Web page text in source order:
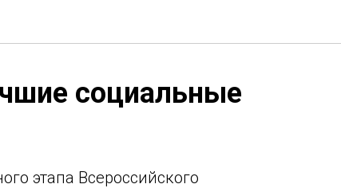
социальные
этапа Всероссийского